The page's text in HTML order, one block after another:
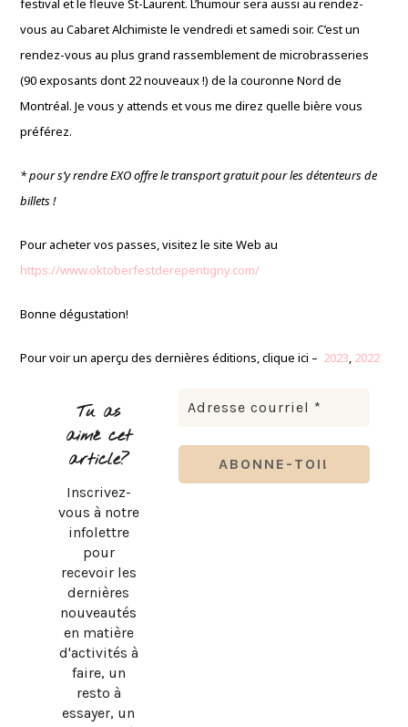
festival et le fleuve St-Laurent. L’humour sera aussi au rendez-
vous au Cabaret Alchimiste le vendredi et samedi soir. C’est un
rendez-vous au plus grand rassemblement de microbrasseries
(90 exposants dont 22 nouveaux !) de la couronne Nord de
Montréal. Je vous y attends et vous me direz quelle bière vous
préférez.
* pour s’y rendre EXO offre le transport gratuit pour les détenteurs de
billets !
Pour acheter vos passes, visitez le site Web au
https://www.oktoberfestderepentigny.com/
Bonne dégustation!
Pour voir un aperçu des dernières éditions, clique ici – 2023, 2022
Tu as
aimé cet
article?
Inscrivez-
vous à notre
infolettre
pour
recevoir les
dernières
nouveautés
en matière
d'activités à
faire, un
resto à
essayer, un